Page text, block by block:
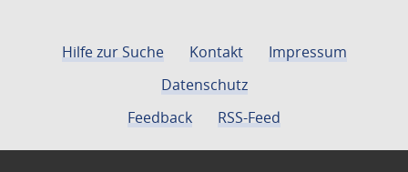
Hilfe zur Suche Kontakt
Impressum
Datenschutz
Feedback
RSS-Feed